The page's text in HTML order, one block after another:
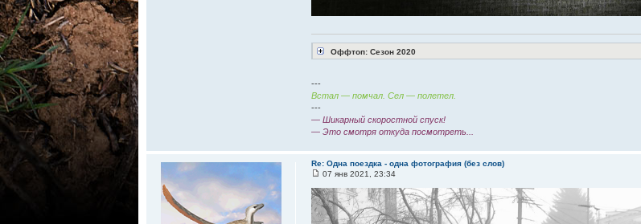
Оффтоп: Сезон 2020
---
Встал — помчал. Сел — полетел.
---
— Шикарный скоростной спуск!
— Это смотря откуда посмотреть...
Re: Одна поездка - одна фотография (без слов)
07 янв 2021, 23:34